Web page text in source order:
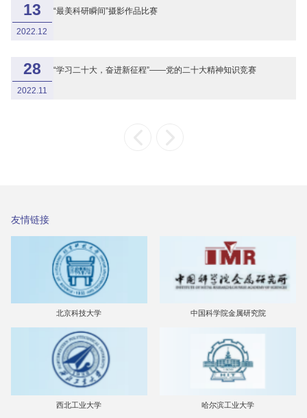
13
2022.12
“最美科研瞬间”摄影作品比赛
28
2022.11
“学习二十大，奋进新征程”——党的二十大精神知识竞赛
友情链接
北京科技大学 中国科学院金属研究院
西北工业大学 哈尔滨工业大学